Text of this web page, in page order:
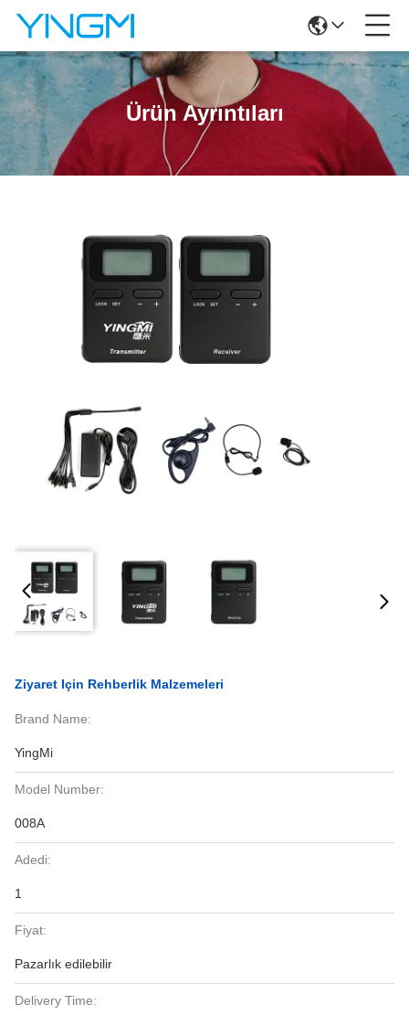
Ürün Ayrıntıları
Ziyaret Için Rehberlik Malzemeleri
Brand Name:
YingMi
Model Number:
008A
Adedi:
1
Fiyat:
Pazarlık edilebilir
Delivery Time: